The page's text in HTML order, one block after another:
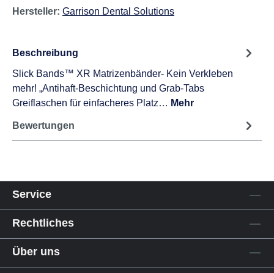
Hersteller: Garrison Dental Solutions
Beschreibung
Slick Bands™ XR Matrizenbänder- Kein Verkleben
mehr! „Antihaft-Beschichtung und Grab-Tabs
Greiflaschen für einfacheres Platz… Mehr
Bewertungen
Service
Rechtliches
Über uns